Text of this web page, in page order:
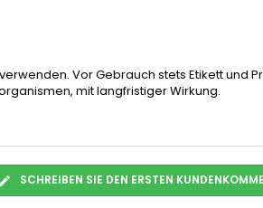
Vor Gebrauch stets Etikett und
mit langfristiger Wirkung.
SCHREIBEN SIE DEN ERSTEN